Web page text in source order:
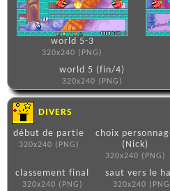
world 5-3
320x240 (PNG)
world 5 (fin/4)
320x240 (PNG)
DIVERS
début de partie
320x240 (PNG)
choix
(Nick)
320x240 (PNG)
classement final
320x240 (PNG)
saut vers le
320x240